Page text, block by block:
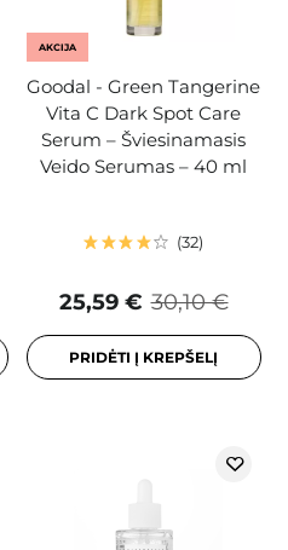
AKCIJA
Goodal - Green Tangerine
Vita C Dark Spot Care
Serum – Šviesinamasis
Veido Serumas – 40 ml
32
30,10 €
25,59 €
PRIDĖTI Į KREPŠELĮ